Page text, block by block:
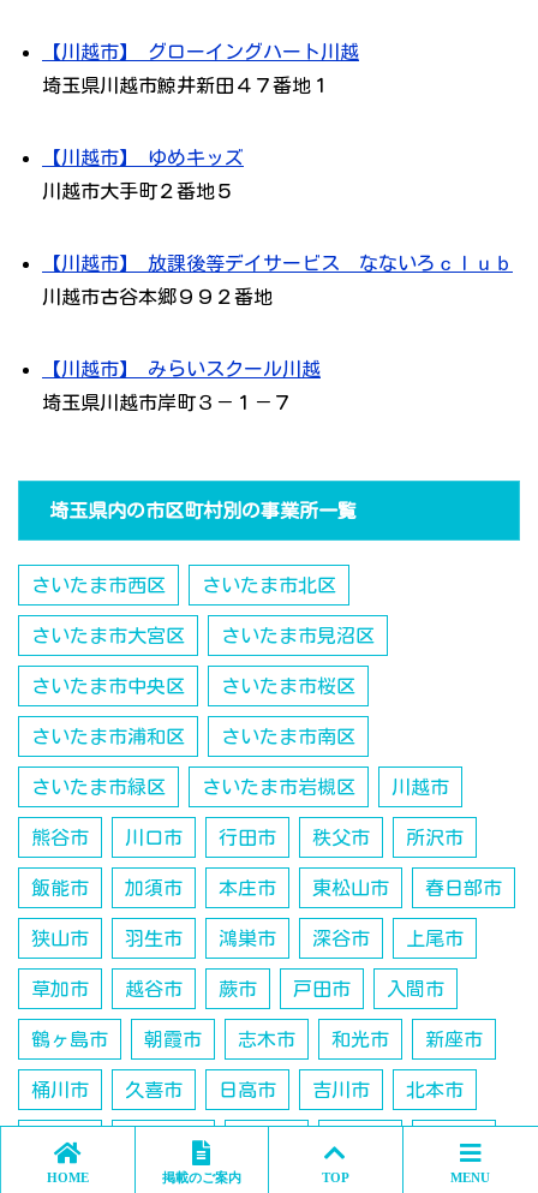
【川越市】 グローイングハート川越
埼玉県川越市鯨井新田４７番地１
【川越市】 ゆめキッズ
川越市大手町２番地５
【川越市】 放課後等デイサービス なないろｃｌｕｂ
川越市古谷本郷９９２番地
【川越市】 みらいスクール川越
埼玉県川越市岸町３－１－７
埼玉県内の市区町村別の事業所一覧
さいたま市西区 さいたま市北区
さいたま市大宮区 さいたま市見沼区
さいたま市中央区 さいたま市桜区
さいたま市浦和区 さいたま市南区
さいたま市緑区 さいたま市岩槻区 川越市
熊谷市 川口市 行田市 秩父市 所沢市
飯能市 加須市 本庄市 東松山市 春日部市
狭山市 羽生市 鴻巣市 深谷市 上尾市
草加市 越谷市 蕨市 戸田市 入間市
鶴ヶ島市 朝霞市 志木市 和光市 新座市
桶川市 久喜市 日高市 吉川市 北本市
八潮市 富士見市 坂戸市
HOME 掲載のご案内 TOP MENU